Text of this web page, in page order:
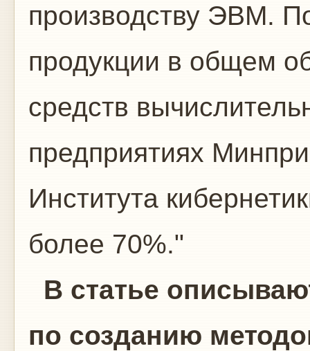
производству ЭВМ.
продукции в общем
средств
предприятиях
Института
более 70%."
В статье
по созданию